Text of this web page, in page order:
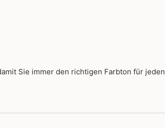
Sie immer den richtigen Farbton für jeden